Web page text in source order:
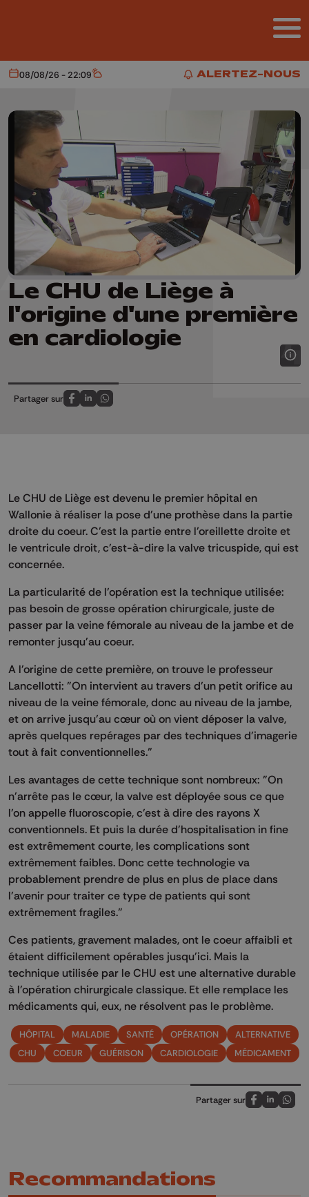
ALERTEZ-NOUS
ALERTEZ-NOUS
Aujourd'hui
08/08/26 - 22:09 Météo
Le CHU de Liège à
l'origine d'une première
en cardiologie
Partager sur
Partagez sur FaceBook
Partagez sur LinkedIn
Partagez sur Whatsapp
Le CHU de Liège est devenu le premier hôpital en
Wallonie à réaliser la pose d'une prothèse dans la partie
droite du coeur. C'est la partie entre l'oreillette droite et
le ventricule droit, c'est-à-dire la valve tricuspide, qui est
concernée.
La particularité de l'opération est la technique utilisée:
pas besoin de grosse opération chirurgicale, juste de
passer par la veine fémorale au niveau de la jambe et de
remonter jusqu'au coeur.
A l'origine de cette première, on trouve le professeur
Lancellotti: "On intervient au travers d'un petit orifice au
niveau de la veine fémorale, donc au niveau de la jambe,
et on arrive jusqu'au cœur où on vient déposer la valve,
après quelques repérages par des techniques d'imagerie
tout à fait conventionnelles."
Les avantages de cette technique sont nombreux: "On
n'arrête pas le cœur, la valve est déployée sous ce que
l'on appelle fluoroscopie, c'est à dire des rayons X
conventionnels. Et puis la durée d'hospitalisation in fine
est extrêmement courte, les complications sont
extrêmement faibles. Donc cette technologie va
probablement prendre de plus en plus de place dans
l'avenir pour traiter ce type de patients qui sont
extrêmement fragiles."
Ces patients, gravement malades, ont le coeur affaibli et
étaient difficilement opérables jusqu'ici. Mais la
technique utilisée par le CHU est une alternative durable
à l'opération chirurgicale classique. Et elle remplace les
médicaments qui, eux, ne résolvent pas le problème.
HÔPITAL MALADIE SANTÉ OPÉRATION
ALTERNATIVE
CHU
COEUR GUÉRISON CARDIOLOGIE MÉDICAMENT
Partager sur
Partagez sur
Partagez
Recommandations